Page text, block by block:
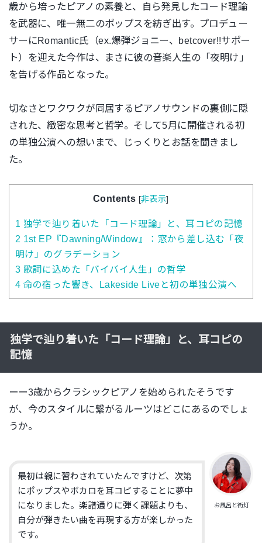
歳から培ったピアノの素養と、自ら発見したコード理論
を武器に、唯一無二のポップスを紡ぎ出す。プロデュー
サーにRomantic氏（ex.爆弾ジョニー、betcover!!サポー
ト）を迎えた今作は、まさに彼の音楽人生の「夜明け」
を告げる作品となった。
切なさとワクワクが同居するピアノサウンドの裏側に隠
された、緻密な思考と哲学。そして5月に開催される初
の単独公演への想いまで、じっくりとお話を聞きまし
た。
Contents [非表示]
1 独学で辿り着いた「コード理論」と、耳コピの記憶
2 1st EP『Dawning/Window』：窓から差し込む「夜
明け」のグラデーション
3 歌詞に込めた「バイバイ人生」の哲学
4 命の宿った響き、Lakeside Liveと初の単独公演へ
独学で辿り着いた「コード理論」と、耳コピの
記憶
ーー3歳からクラシックピアノを始められたそうです
が、今のスタイルに繋がるルーツはどこにあるのでしょ
うか。
お風呂と街灯
最初は親に習わされていたんですけど、次第
にポップスやボカロを耳コピすることに夢中
になりました。楽譜通りに弾く課題よりも、
自分が弾きたい曲を再現する方が楽しかった
です。